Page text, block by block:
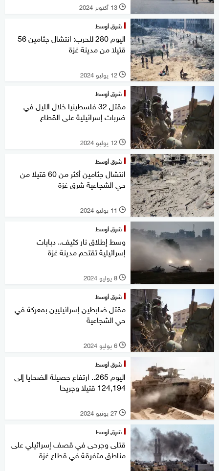
l 13 أكتوبر 2024
شرق أوسط
اليوم 280 للحرب: انتشال جثامين 56
قتيلا من مدينة غزة
l 12 يوليو 2024
شرق أوسط
مقتل 32 فلسطينيا خلال الليل في
ضربات إسرائيلية على القطاع
l 12 يوليو 2024
شرق أوسط
انتشال جثامين أكثر من 60 قتيلا من
حي الشجاعية شرق غزة
l 11 يوليو 2024
شرق أوسط
وسط إطلاق نار كثيف.. دبابات
إسرائيلية تقتحم مدينة غزة
l 8 يوليو 2024
شرق أوسط
مقتل ضابطين إسرائيليين بمعركة في
حي الشجاعية
l 6 يوليو 2024
شرق أوسط
اليوم 265.. ارتفاع حصيلة الضحايا إلى
124,194 قتيلا وجريحا
l 27 يونيو 2024
شرق أوسط
قتلى وجرحى في قصف إسرائيلي على
مناطق متفرقة في قطاع غزة